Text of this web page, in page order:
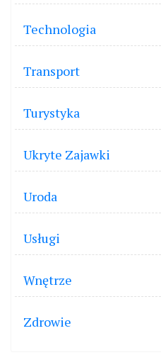
Technologia
Transport
Turystyka
Ukryte Zajawki
Uroda
Usługi
Wnętrze
Zdrowie